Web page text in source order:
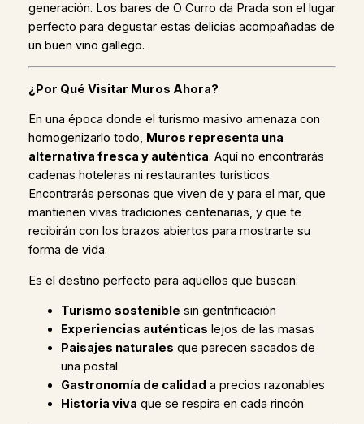
generación. Los bares de O Curro da Prada son el lugar
perfecto para degustar estas delicias acompañadas de
un buen vino gallego.
¿Por Qué Visitar Muros Ahora?
En una época donde el turismo masivo amenaza con
homogenizarlo todo, Muros representa una
alternativa fresca y auténtica. Aquí no encontrarás
cadenas hoteleras ni restaurantes turísticos.
Encontrarás personas que viven de y para el mar, que
mantienen vivas tradiciones centenarias, y que te
recibirán con los brazos abiertos para mostrarte su
forma de vida.
Es el destino perfecto para aquellos que buscan:
Turismo sostenible sin gentrificación
Experiencias auténticas lejos de las masas
Paisajes naturales que parecen sacados de
una postal
Gastronomía de calidad a precios razonables
Historia viva que se respira en cada rincón